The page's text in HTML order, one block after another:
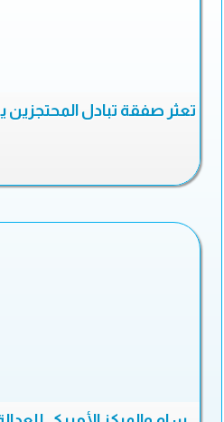
تعثر صفقة تبادل المحتجزين